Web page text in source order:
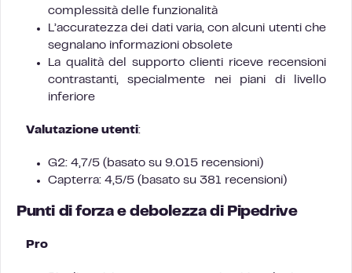
complessità delle funzionalità
L’accuratezza dei dati varia, con alcuni utenti che
segnalano informazioni obsolete
La qualità del supporto clienti riceve recensioni
contrastanti, specialmente nei piani di livello
inferiore
Valutazione utenti:
G2: 4,7/5 (basato su 9.015 recensioni)
Capterra: 4,5/5 (basato su 381 recensioni)
Punti di forza e debolezza di Pipedrive
Pro